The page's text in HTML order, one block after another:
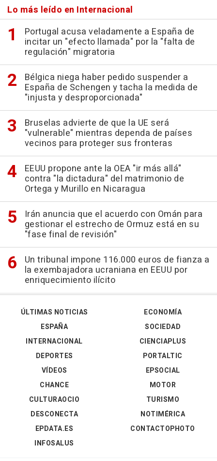
Lo más leído en Internacional
Portugal acusa veladamente a España de
incitar un "efecto llamada" por la "falta de
regulación" migratoria
Bélgica niega haber pedido suspender a
España de Schengen y tacha la medida de
"injusta y desproporcionada"
Bruselas advierte de que la UE será
"vulnerable" mientras dependa de países
vecinos para proteger sus fronteras
EEUU propone ante la OEA "ir más allá"
contra "la dictadura" del matrimonio de
Ortega y Murillo en Nicaragua
Irán anuncia que el acuerdo con Omán para
gestionar el estrecho de Ormuz está en su
"fase final de revisión"
Un tribunal impone 116.000 euros de fianza a
la exembajadora ucraniana en EEUU por
enriquecimiento ilícito
ÚLTIMAS NOTICIAS
ESPAÑA
INTERNACIONAL
DEPORTES
VÍDEOS
ECONOMÍA
SOCIEDAD
CIENCIAPLUS
PORTALTIC
EPSOCIAL
CHANCE
CULTURAOCIO
DESCONECTA
EPDATA.ES
INFOSALUS
MOTOR
TURISMO
NOTIMÉRICA
CONTACTOPHOTO